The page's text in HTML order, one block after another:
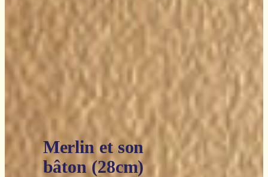
Merlin et son
bâton (28cm)